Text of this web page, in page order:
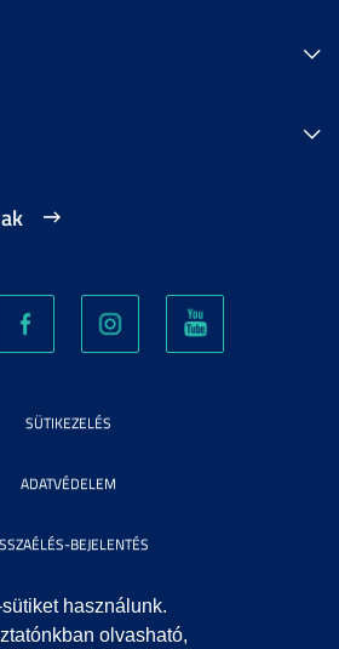
használunk.
olvasható,
SÜTIKEZELÉS
ADATVÉDELEM
BEJELENTÉS
KÖZÉRDEKŰ ADATOK